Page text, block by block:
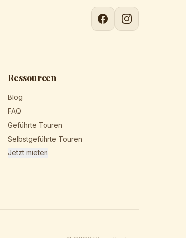
Ressourcen
Blog
FAQ
Geführte Touren
Selbstgeführte Touren
Jetzt mieten